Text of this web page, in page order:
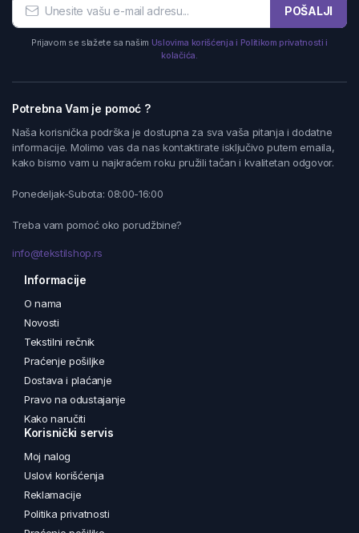
POŠALJI
Prijavom se slažete sa našim Uslovima korišćenja i Politikom privatnosti i
kolačića.
Potrebna Vam je pomoć ?
Naša korisnička podrška je dostupna za sva vaša pitanja i dodatne
informacije. Molimo vas da nas kontaktirate isključivo putem emaila,
kako bismo vam u najkraćem roku pružili tačan i kvalitetan odgovor.
Ponedeljak-Subota: 08:00-16:00
Treba vam pomoć oko porudžbine?
info@tekstilshop.rs
Informacije
O nama
Novosti
Tekstilni rečnik
Praćenje pošiljke
Dostava i plaćanje
Pravo na odustajanje
Kako naručiti
Korisnički servis
Moj nalog
Uslovi korišćenja
Reklamacije
Politika privatnosti